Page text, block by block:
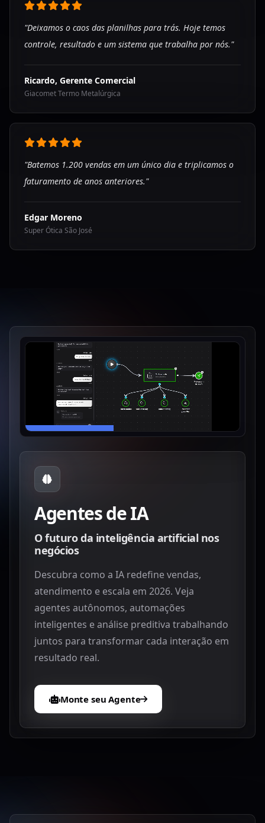
"Deixamos o caos das planilhas para trás. Hoje temos
controle, resultado e um sistema que trabalha por nós."
Ricardo, Gerente Comercial
Giacomet Termo Metalúrgica
"Batemos 1.200 vendas em um único dia e triplicamos o
faturamento de anos anteriores."
Edgar Moreno
Super Ótica São José
Agentes de IA
O futuro da inteligência artificial nos
negócios
Descubra como a IA redefine vendas,
atendimento e escala em 2026. Veja
agentes autônomos, automações
inteligentes e análise preditiva trabalhando
juntos para transformar cada interação em
resultado real.
Monte seu Agente